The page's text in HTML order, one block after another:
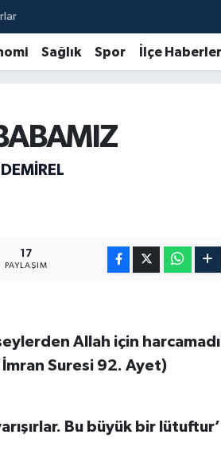
Sağlık Spor İlçe
17
PAYLAŞIM
Allah için
Suresi 92. Ayet)
Bu büyük bir lütuftur’